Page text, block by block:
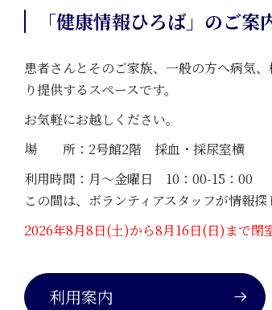
「健康情報ひろば」のご案
患者さんとそのご家族、一般の方へ病気
り提供するスペースです。
お気軽にお越しください。
場 所：2号館2階 採血・採尿室横
利用時間：月～金曜日 10：00-15：00
この間は、ボランティアスタッフが情報探
2026年8月8日(土)から8月16日(日)まで閉室
利用案内